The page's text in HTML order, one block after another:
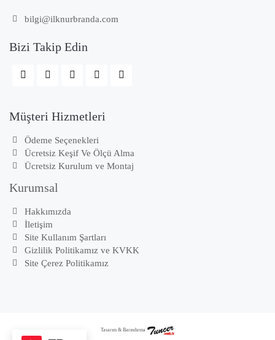
bilgi@ilknurbranda.com
Bizi Takip Edin
Müşteri Hizmetleri
Ödeme Seçenekleri
Ücretsiz Keşif Ve Ölçü Alma
Ücretsiz Kurulum ve Montaj
Kurumsal
Hakkımızda
İletişim
Site Kullanım Şartları
Gizlilik Politikamız ve KVKK
Site Çerez Politikamız
Tasarım & Barındırma